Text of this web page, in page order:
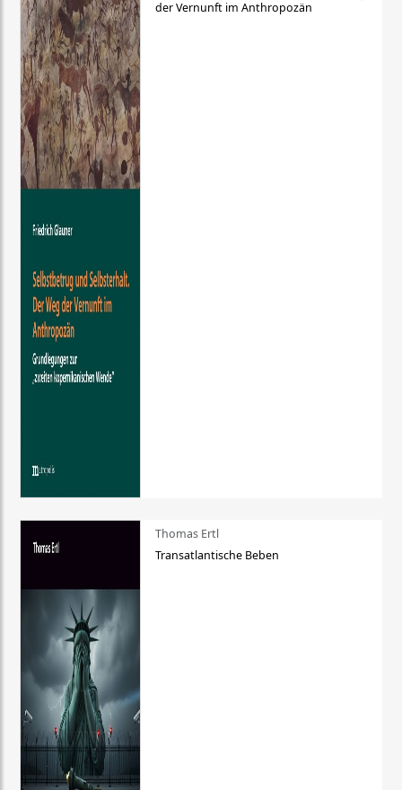
der Vernunft im Anthropozän
Thomas Ertl
Transatlantische Beben